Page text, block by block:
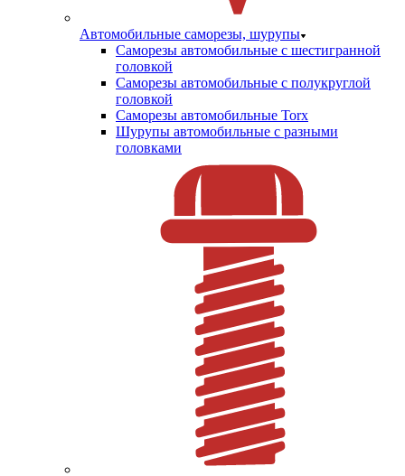
Автомобильные саморезы, шурупы
Саморезы автомобильные с шестигранной
головкой
Саморезы автомобильные с полукруглой
головкой
Саморезы автомобильные Torx
Шурупы автомобильные с разными
головками